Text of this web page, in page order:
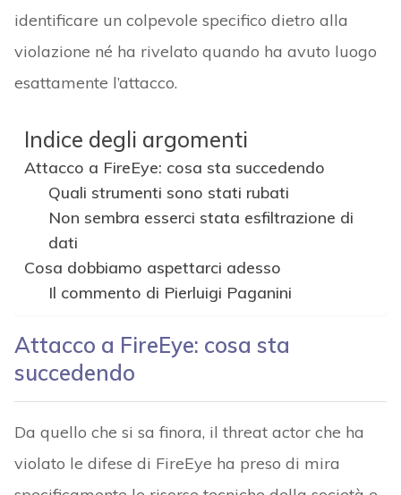
identificare un colpevole specifico dietro alla
violazione né ha rivelato quando ha avuto luogo
esattamente l’attacco.
Indice degli argomenti
Attacco a FireEye: cosa sta succedendo
Quali strumenti sono stati rubati
Non sembra esserci stata esfiltrazione di
dati
Cosa dobbiamo aspettarci adesso
Il commento di Pierluigi Paganini
Attacco a FireEye: cosa sta
succedendo
Da quello che si sa finora, il threat actor che ha
violato le difese di FireEye ha preso di mira